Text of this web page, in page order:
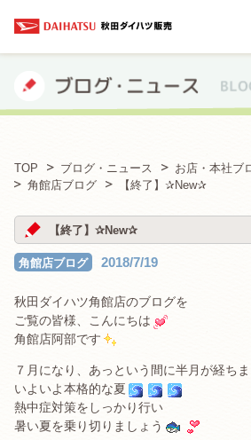
TOP ブログ・ニュース
お店・本社ブ
角館店ブログ
【終了】✰New✰
【終了】✰New✰
角館店ブログ 2018/7/19
秋田ダイハツ角館店のブログを
ご覧の皆様、こんにちは
角館店阿部です
７月になり、あっという間に半月が経ち
いよいよ本格的な夏
熱中症対策をしっかり行い
暑い夏を乗り切りましょう